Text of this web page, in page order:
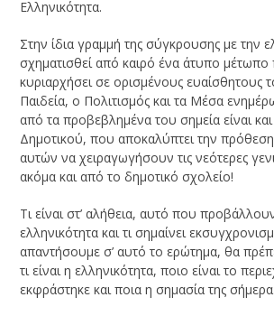
Ελληνικότητα.
Στην ίδια γραμμή της σύγκρουσης με την
σχηματισθεί από καιρό ένα άτυπο
κυριαρχήσει σε ορισμένους ευαίσθητους
Παιδεία, ο Πολιτισμός και τα Μέσα
από τα προβεβλημένα του σημεία είναι και
Δημοτικού, που αποκαλύπτει την
αυτών να χειραγωγήσουν τις νεότερες
ακόμα και από το δημοτικό σχολείο!
Τι είναι στ’ αλήθεια, αυτό που
ελληνικότητα και τι σημαίνει
απαντήσουμε σ’ αυτό το ερώτημα, θα
τι είναι η ελληνικότητα, ποιο είναι το
εκφράστηκε και ποια η σημασία της σήμερα.